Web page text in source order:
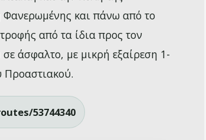
Φανερωμένης και πάνω από το
από τα ίδια προς τον
άσφαλτο, με μικρή εξαίρεση 1-
Προαστιακού.
53744340